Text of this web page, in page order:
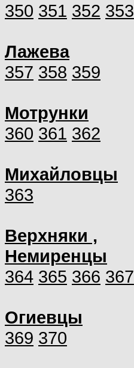
350 351 352 353
Лажева
357 358 359
Мотрунки
360 361 362
Михайловцы
363
Верхняки ,
Немиренцы
364 365 366 367
Огиевцы
369 370